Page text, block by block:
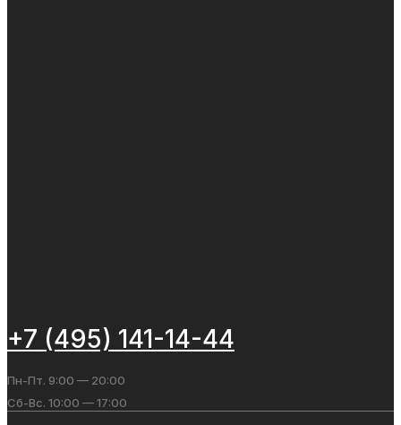
+7 (495) 141-14-44
Пн-Пт. 9:00 — 20:00
Сб-Вс. 10:00 — 17:00